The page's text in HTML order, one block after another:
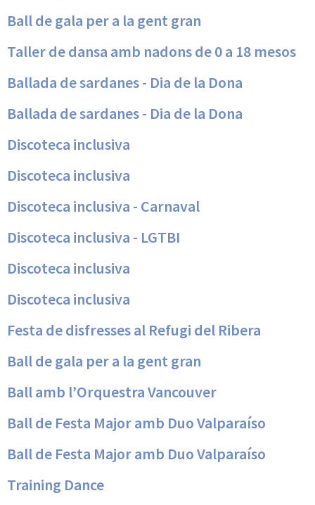
Ball de gala per a la gent gran
Taller de dansa amb nadons de 0 a 18 mesos
Ballada de sardanes - Dia de la Dona
Ballada de sardanes - Dia de la Dona
Discoteca inclusiva
Discoteca inclusiva
Discoteca inclusiva - Carnaval
Discoteca inclusiva - LGTBI
Discoteca inclusiva
Discoteca inclusiva
Festa de disfresses al Refugi del Ribera
Ball de gala per a la gent gran
Ball amb l’Orquestra Vancouver
Ball de Festa Major amb Duo Valparaíso
Ball de Festa Major amb Duo Valparaíso
Training Dance